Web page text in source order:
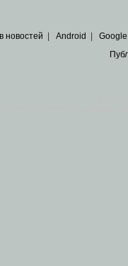
новостей Android Google